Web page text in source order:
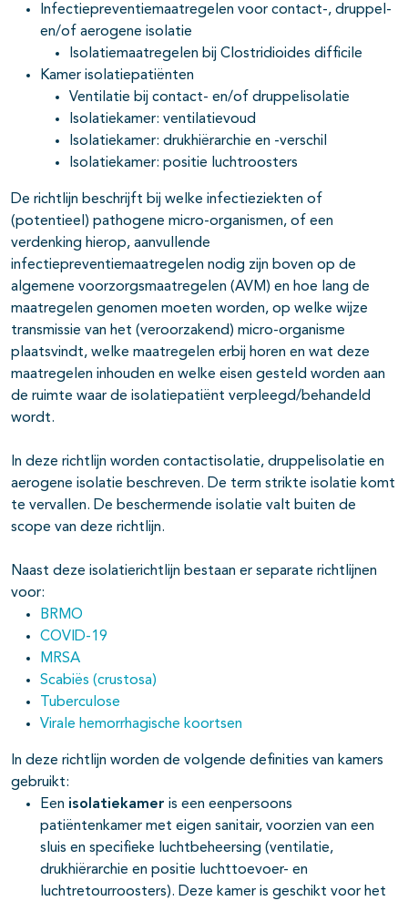
Infectiepreventiemaatregelen voor contact-, druppel-
en/of aerogene isolatie
Isolatiemaatregelen bij Clostridioides difficile
Kamer isolatiepatiënten
Ventilatie bij contact- en/of druppelisolatie
Isolatiekamer: ventilatievoud
Isolatiekamer: drukhiërarchie en -verschil
Isolatiekamer: positie luchtroosters
De richtlijn beschrijft bij welke infectieziekten of
(potentieel) pathogene micro-organismen, of een
verdenking hierop, aanvullende
infectiepreventiemaatregelen nodig zijn boven op de
algemene voorzorgsmaatregelen (AVM) en hoe lang de
maatregelen genomen moeten worden, op welke wijze
transmissie van het (veroorzakend) micro-organisme
plaatsvindt, welke maatregelen erbij horen en wat deze
maatregelen inhouden en welke eisen gesteld worden aan
de ruimte waar de isolatiepatiënt verpleegd/behandeld
wordt.
In deze richtlijn worden contactisolatie, druppelisolatie en
aerogene isolatie beschreven. De term strikte isolatie komt
te vervallen. De beschermende isolatie valt buiten de
scope van deze richtlijn.
Naast deze isolatierichtlijn bestaan er separate richtlijnen
voor:
BRMO
COVID-19
MRSA
Scabiës (crustosa)
Tuberculose
Virale hemorrhagische koortsen
In deze richtlijn worden de volgende definities van kamers
gebruikt:
Een isolatiekamer is een eenpersoons
patiëntenkamer met eigen sanitair, voorzien van een
sluis en specifieke luchtbeheersing (ventilatie,
drukhiërarchie en positie luchttoevoer- en
luchtretourroosters). Deze kamer is geschikt voor het